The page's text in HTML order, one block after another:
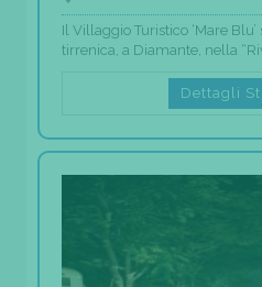
Il Villaggio Turistico ‘Mare
tirrenica, a Diamante, nella
Dettagli